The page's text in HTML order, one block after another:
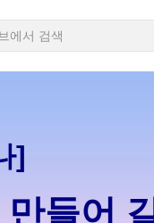
]
들어